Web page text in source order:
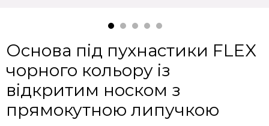
Основа під пухнастики FLEX
чорного кольору із
відкритим носком з
прямокутною липучкою